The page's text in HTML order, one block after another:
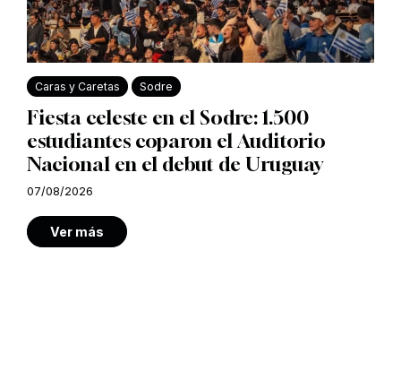
Caras y Caretas Sodre
Fiesta celeste en el Sodre: 1.500
estudiantes coparon el Auditorio
Nacional en el debut de Uruguay
07/08/2026
Ver más